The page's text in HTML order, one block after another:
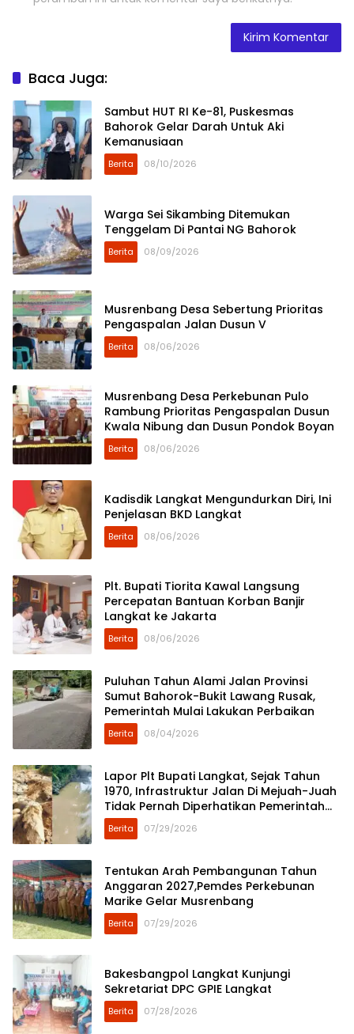
Baca Juga:
Sambut HUT RI Ke-81, Puskesmas
Bahorok Gelar Darah Untuk Aki
Kemanusiaan
Berita 08/10/2026
Warga Sei Sikambing Ditemukan
Tenggelam Di Pantai NG Bahorok
Berita 08/09/2026
Musrenbang Desa Sebertung Prioritas
Pengaspalan Jalan Dusun V
Berita 08/06/2026
Musrenbang Desa Perkebunan Pulo
Rambung Prioritas Pengaspalan Dusun
Kwala Nibung dan Dusun Pondok Boyan
Berita 08/06/2026
Kadisdik Langkat Mengundurkan Diri, Ini
Penjelasan BKD Langkat
Berita 08/06/2026
Plt. Bupati Tiorita Kawal Langsung
Percepatan Bantuan Korban Banjir
Langkat ke Jakarta
Berita 08/06/2026
Puluhan Tahun Alami Jalan Provinsi
Sumut Bahorok-Bukit Lawang Rusak,
Pemerintah Mulai Lakukan Perbaikan
Berita 08/04/2026
Lapor Plt Bupati Langkat, Sejak Tahun
1970, Infrastruktur Jalan Di Mejuah-Juah
Tidak Pernah Diperhatikan Pemerintah
Kabupaten Langkat
Berita 07/29/2026
Tentukan Arah Pembangunan Tahun
Anggaran 2027,Pemdes Perkebunan
Marike Gelar Musrenbang
Berita 07/29/2026
Bakesbangpol Langkat Kunjungi
Sekretariat DPC GPIE Langkat
Berita 07/28/2026